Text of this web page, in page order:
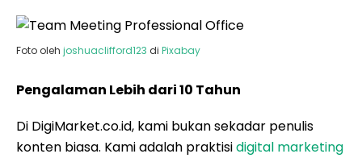
Foto oleh joshuaclifford123 di Pixabay
Pengalaman Lebih dari 10 Tahun
Di DigiMarket.co.id, kami bukan sekadar penulis
konten biasa. Kami adalah praktisidigital marketing